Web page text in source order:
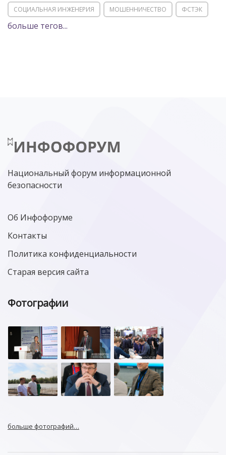
СОЦИАЛЬНАЯ ИНЖЕНЕРИЯ МОШЕННИЧЕСТВО ФСТЭК
POSITIVE TECHNOLOGIES
МИНЦИФРЫ РОССИИ NGFW
больше тегов...
Национальный форум информационной
безопасности
Об Инфофоруме
Контакты
Политика конфиденциальности
Старая версия сайта
Фотографии
больше фотографий…